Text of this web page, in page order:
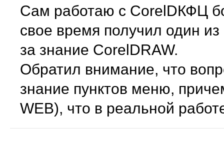
Сам работаю с CorelDКФЦ
свое время получил один
за знание CorelDRAW.
Обратил внимание, что
знание пунктов меню,
WEB), что в реальной